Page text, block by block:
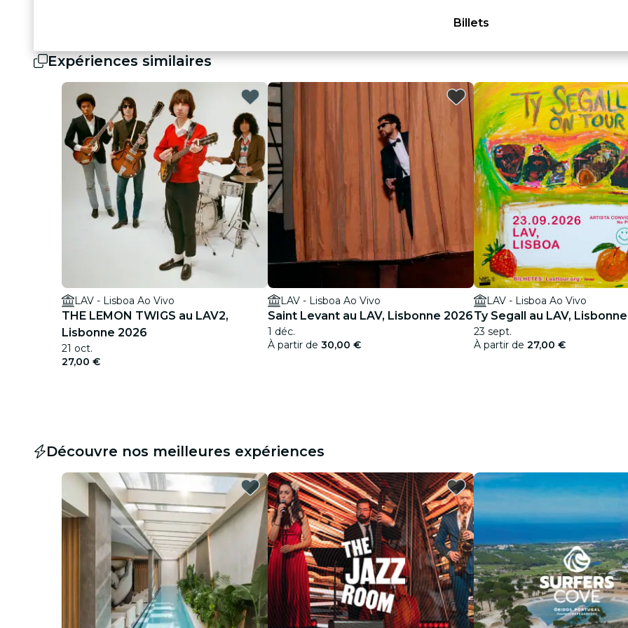
Billets
Expériences similaires
LAV - Lisboa Ao Vivo
THE LEMON TWIGS au LAV2,
Lisbonne 2026
21 oct.
27,00 €
LAV - Lisboa Ao Vivo
Saint Levant au LAV, Lisbonne 2026
1 déc.
À partir de 30,00 €
LAV - Lisboa Ao Vivo
Ty Segall au LAV,
23 sept.
À partir de 27,00 €
Découvre nos meilleures expériences